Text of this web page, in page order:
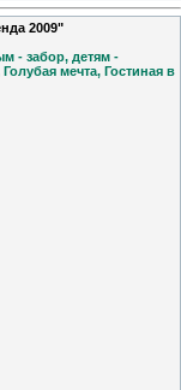
2009"
- забор, детям -
мечта, Гостиная в